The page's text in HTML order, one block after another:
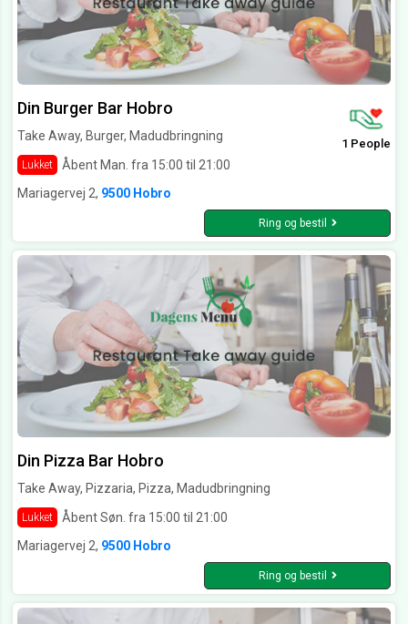
Din Burger Bar Hobro
Take Away, Burger, Madudbringning
Lukket Åbent Man. fra 15:00 til 21:00
1 People
Mariagervej 2, 9500 Hobro
Ring og bestil
Din Pizza Bar Hobro
Take Away, Pizzaria, Pizza, Madudbringning
Lukket
Åbent Søn. fra 15:00 til 21:00
Mariagervej 2, 9500 Hobro
Ring og bestil